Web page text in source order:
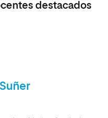
destacados